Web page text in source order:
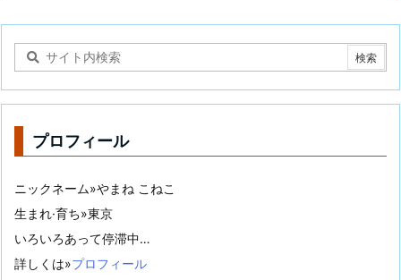
プロフィール
ニックネーム»やまね こねこ
生まれ·育ち»東京
いろいろあって停滞中…
詳しくは»プロフィール